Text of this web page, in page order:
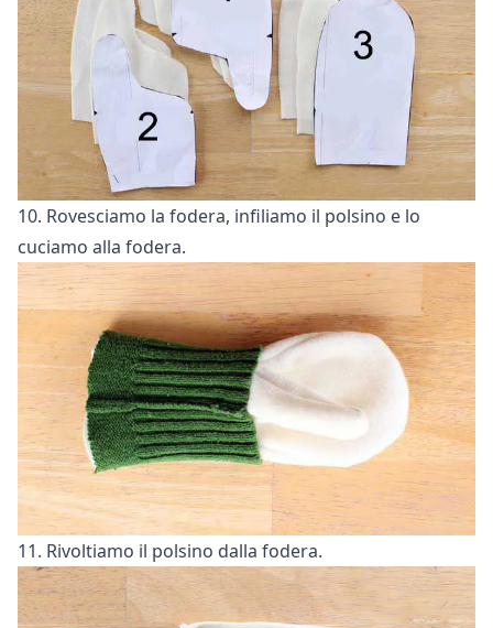
10. Rovesciamo la fodera, infiliamo il polsino e lo
cuciamo alla fodera.
11. Rivoltiamo il polsino dalla fodera.